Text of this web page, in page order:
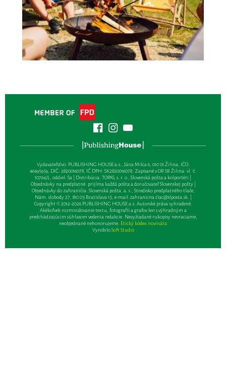
Vydavateľsťvo: PUBLISHING HOUSE a.s., Jána Milca 6, 010 01 Žilina, IČO:
46495959, DIČ: 2820016078, IČ DPH: SK2820016078, Zapísané v OR SR Žilina: vl. č.
10764/L, oddiel: Sa | Distribúcia: TOPAS, s. r. o., Slovenská pošta a kolportéri |
Objednávky na predplatné: prijíma každá pošta a doručovateľ Slovenskej pošty |
Objednávky do zahraničia: Slovenská pošta, a. s., Stredisko predplatného tlače,
Nám. slobody 27, 810 05 Bratislava 15, e-mail:zahranicna.tlac@slposta.sk. |
Copyright © 2012-2026 PUBLISHING HOUSE a.s. Autorské práva vyhradené.
Akékoľvek rozmnožovanie textu, fotografií a grafov len s výhradným a
predchádzajúcim súhlasom vedenia redakcie. Nevyžiadané rukopisy nevraciame,
neobjednané nehonorujeme. Etický kódex novinára
VyrobiloSoft Studio